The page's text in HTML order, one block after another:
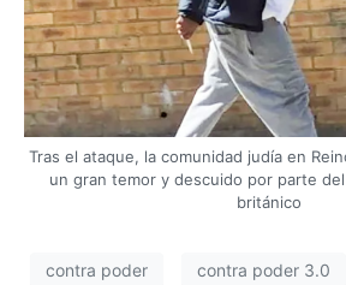
Tras el ataque, la comunidad judía en
un gran temor y descuido por parte
británico
contra poder contra poder 3.0